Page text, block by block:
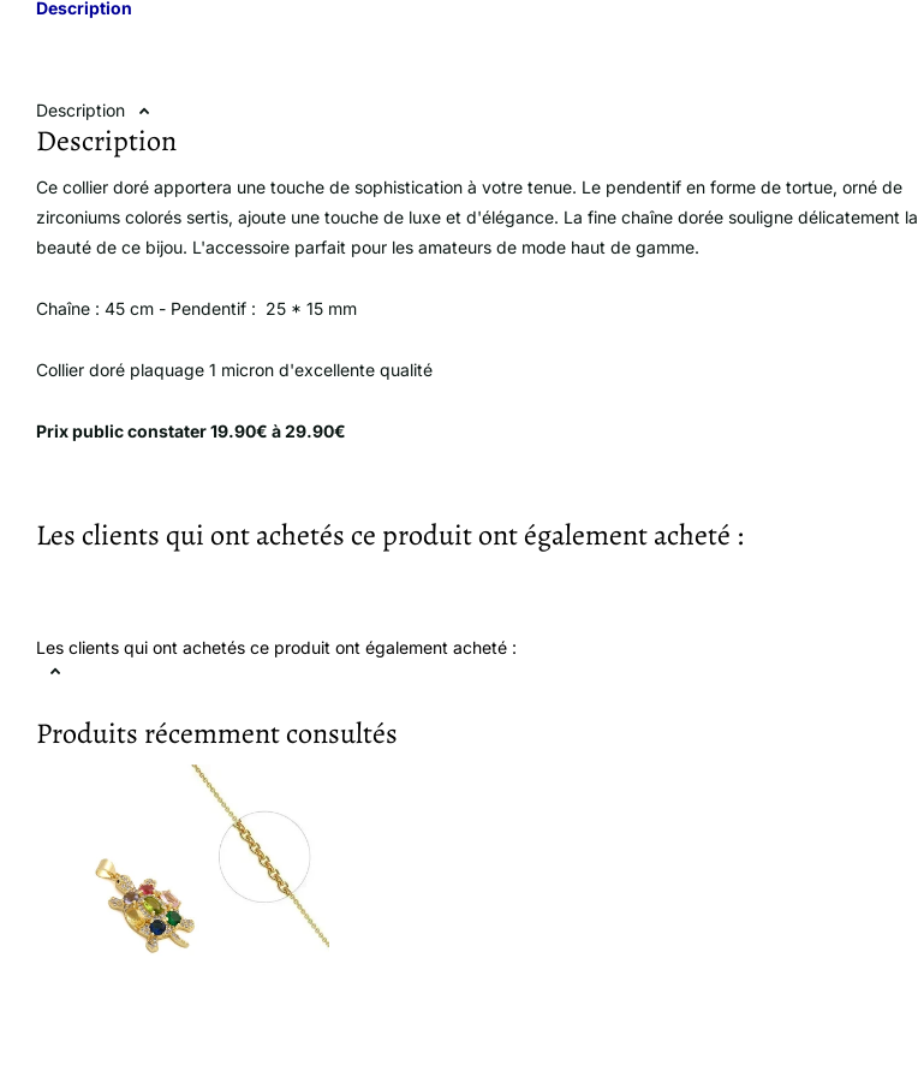
Description
Description
Description
Ce collier doré apportera une touche de sophistication à votre tenue. Le pendentif en forme de tortue, orné de
zirconiums colorés sertis, ajoute une touche de luxe et d'élégance. La fine chaîne dorée souligne délicatement la
beauté de ce bijou. L'accessoire parfait pour les amateurs de mode haut de gamme.
Chaîne : 45 cm - Pendentif : 25 * 15 mm
Collier doré plaquage 1 micron d'excellente qualité
Prix ​​public constater 19.90€ à 29.90€
Les clients qui ont achetés ce produit ont également acheté :
Les clients qui ont achetés ce produit ont également acheté :
Produits récemment consultés